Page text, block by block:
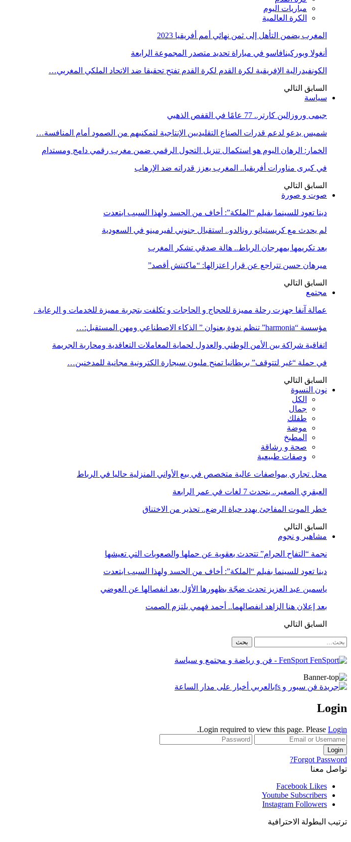
مباريات اليوم
الكرة العالمية
المغرب يضمن التأهل إلى ثمن نهائي أمم أفريقيا 2023
أنغولا وبوركينافاسو في مباراة تحديد متصدر المجموعة الرابعة
الكونفيدرالية الإفريقية لكرة القدم لكرة القدم تفتح تحقيقا ضد الاتحاد الملكي المغربي…
السابق التالي
سياسة
جيمى وروزالين كارتر.. 77 عامًا في القفص الذهبي
شميس يدعو لدعم قدرات الصناع التقليديين الإنتاجية لتمكنيهم من الصمود أمام المنافسة…
الخمار: الرهان اليوم هو استكمال تنزيل التحول الرقمي ضمن مغرب رقمي دامج ومستدام
في كبرى مناورات أفريقيا.. المغرب يعزز قدراته ضد الإرهاب
السابق التالي
صوت و صورة
دينا تعود للسينما بفيلم “الملكة”: أخاف من الحسد ولهذا السبب ابتعدت
لم يحدث مع كريستيانو رونالدو.. استقبال جنوني لفيرمينو في السعودية
بعد تكريمها بمهرجان الرباط.. هالة صدقي تشكر المغرب
ميرهان حسن تتراجع عن قرار اعتزالها: “ماكنتش أقصد”
السابق التالي
مجتمع
عمالة آنفا جهزت رحلة مميزة للحجاج و الحاجات و تكلفت بتجربة مميزة للخدمات و الرعاية .
مؤسسة “harmonia” تنظم ندوة بعنوان ” الذكاء الاصطناعي ومهن المستقبل:…
اتفاقية شراكة بين الأمن الوطني والعدول لحماية المعاملات التعاقدية ومحاربة الجريمة
في حملة “غير لتتوقف” بريطانيا تمنح مليون سيجارة الكترونية مجانية للمدخنين…
السابق التالي
نون النسوة
الكل
جمال
طفلك
موضة
المطبخ
صحة و رشاقة
وصفات طبيعية
محل تجاري بمواصفات عالية متخصص في بيع الأواني المنزلية حاليا في الرباط
العبقري الصغير.. يتحدث 7 لغات في عمر الرابعة
خطر الموت المفاجئ يهدد حياة الرضع.. تحذير من الاختناق
السابق التالي
مشاهير و نجوم
نجمة “التفاح الحرام” تتحدث بعقوية عن حملها والصعوبات التي تعيشها
دينا تعود للسينما بفيلم “الملكة”: أخاف من الحسد ولهذا السبب ابتعدت
ياسمين عبد العزيز تحدث ضجّة بظهورها الأوّل بعد انفصالها عن العوضي
بعد إعلان هنا الزاهد انفصالهما.. أحمد فهمي يلتزم الصمت
السابق التالي
FenSport - فن و رياضة و مجتمع و سياسة
Login
Login required to view this page. Please Login
.
Forgot Password?
تواصل معنا
Facebook Likes
Youtube Subscribers
Instagram Followers
ترتيب البطولة الاحترافية